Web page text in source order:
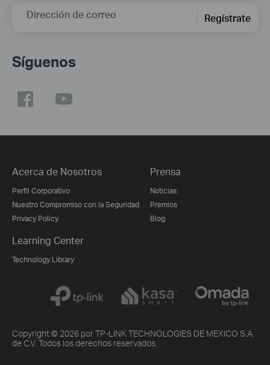
Dirección de correo Regístrate
Síguenos
Acerca de Nosotros
Perfil Corporativo
Nuestro Compromiso con la Seguridad
Privacy Policy
Prensa
Noticias
Premios
Blog
Learning Center
Technology Library
Copyright © 2026 por TP-LINK TECHNOLOGIES DE MEXICO S.A.
de C.V. Todos los derechos reservados.